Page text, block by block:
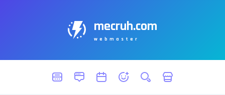
mecruh.com
webmaster